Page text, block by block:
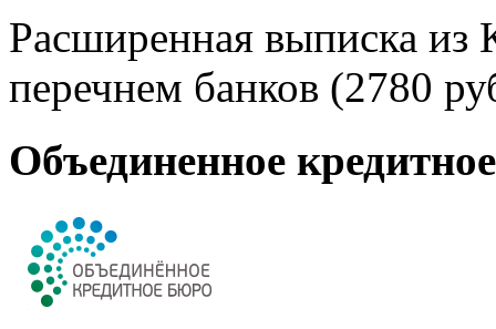
Расширенная выписка из
перечнем банков (2780
Объединенное